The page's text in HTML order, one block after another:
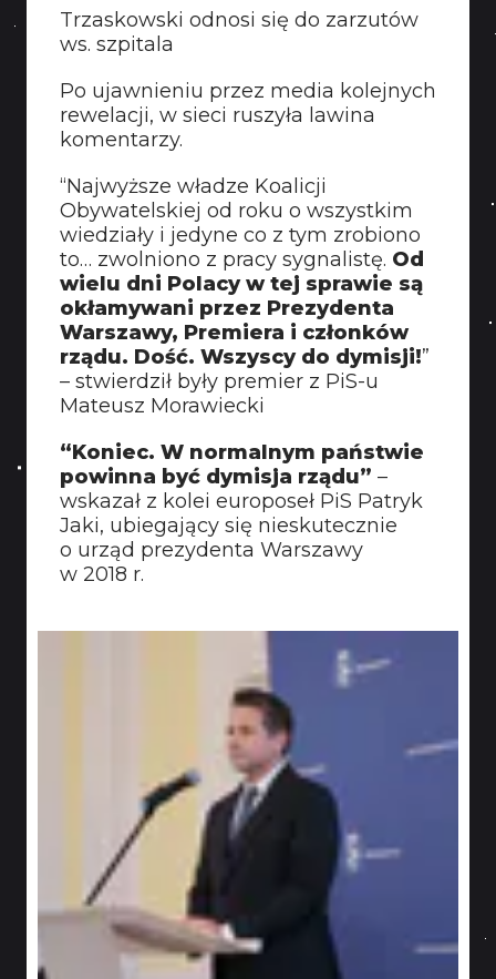
Trzaskowski odnosi się do zarzutów
ws. szpitala
Po ujawnieniu przez media kolejnych
rewelacji, w sieci ruszyła lawina
komentarzy.
“Najwyższe władze Koalicji
Obywatelskiej od roku o wszystkim
wiedziały i jedyne co z tym zrobiono
to… zwolniono z pracy sygnalistę. Od
wielu dni Polacy w tej sprawie są
okłamywani przez Prezydenta
Warszawy, Premiera i członków
rządu. Dość. Wszyscy do dymisji!”
– stwierdził były premier z PiS-u
Mateusz Morawiecki
“Koniec. W normalnym państwie
powinna być dymisja rządu” –
wskazał z kolei europoseł PiS Patryk
Jaki, ubiegający się nieskutecznie
o urząd prezydenta Warszawy
w 2018 r.